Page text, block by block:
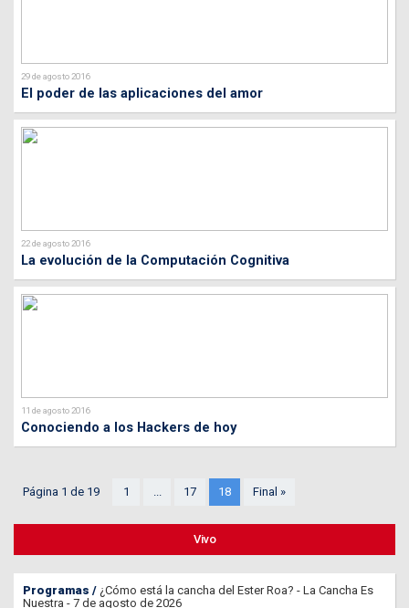
29 de agosto 2016
El poder de las aplicaciones del amor
22 de agosto 2016
La evolución de la Computación Cognitiva
11 de agosto 2016
Conociendo a los Hackers de hoy
Página 1 de 19 1 ... 17 18 Final »
Vivo
Programas
¿Cómo está la cancha del Ester Roa? - La Cancha Es
Nuestra - 7 de agosto de 2026